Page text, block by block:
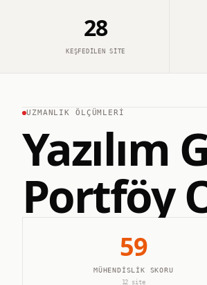
28
KEŞFEDILEN SITE
UZMANLIK ÖLÇÜMLERI
Yazılım
Portföy
59
MÜHENDISLIK SKORU
12 site